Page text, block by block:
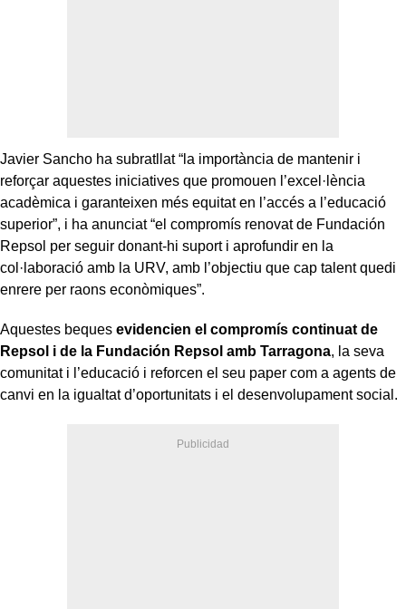
Javier Sancho ha subratllat “la importància de mantenir i
reforçar aquestes iniciatives que promouen l’excel·lència
acadèmica i garanteixen més equitat en l’accés a l’educació
superior”, i ha anunciat “el compromís renovat de Fundación
Repsol per seguir donant-hi suport i aprofundir en la
col·laboració amb la URV, amb l’objectiu que cap talent quedi
enrere per raons econòmiques”.
Aquestes beques evidencien el compromís continuat de
Repsol i de la Fundación Repsol amb Tarragona, la seva
comunitat i l’educació i reforcen el seu paper com a agents de
canvi en la igualtat d’oportunitats i el desenvolupament social.